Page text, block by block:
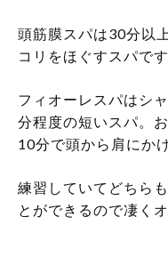
頭筋膜スパは30分以
コリをほぐすスパです
フィオーレスパはシ
分程度の短いスパ。
10分で頭から肩にか
練習していてどちら
とができるので凄く